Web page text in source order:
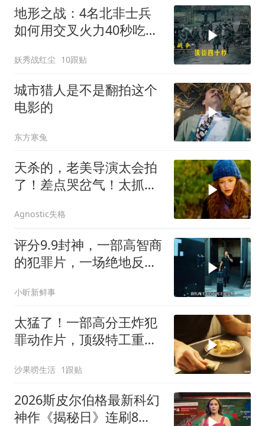
地形之战：4名北非士兵
如何用交叉火力40秒吃掉
妖秀战红尘 10跟贴
城市猎人是不是翻拍这个
电影的
东方寒兔
天杀的，老美导演太会拍
了！差点哭岔气！太抓心
Agnostic失格
评分9.9封神，一部高智商
的犯罪片，一场绝地反
小昕新鲜事
太猛了！一部高分王炸犯
罪动作片，顶级特工重出
沙果唠生活 1跟贴
2026斯皮尔伯格最新科幻
神作《揭秘日》连刷8